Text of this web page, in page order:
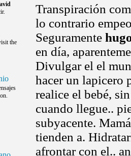
the
Transpiración
lo contrario
Seguramente
en día,
Divulgar el el
hacer un lapicero
realice el bebé,
cuando llegue..
subyacente.
tienden a.
afrontar con el..